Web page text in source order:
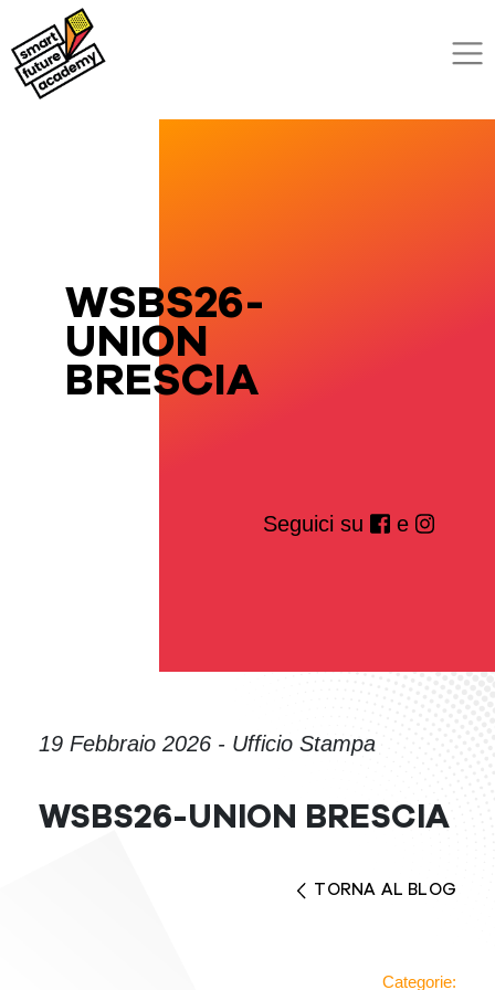
WSBS26-
UNION
BRESCIA
Seguici su e
19 Febbraio 2026 - Ufficio Stampa
WSBS26-UNION BRESCIA
TORNA AL BLOG
Categorie: